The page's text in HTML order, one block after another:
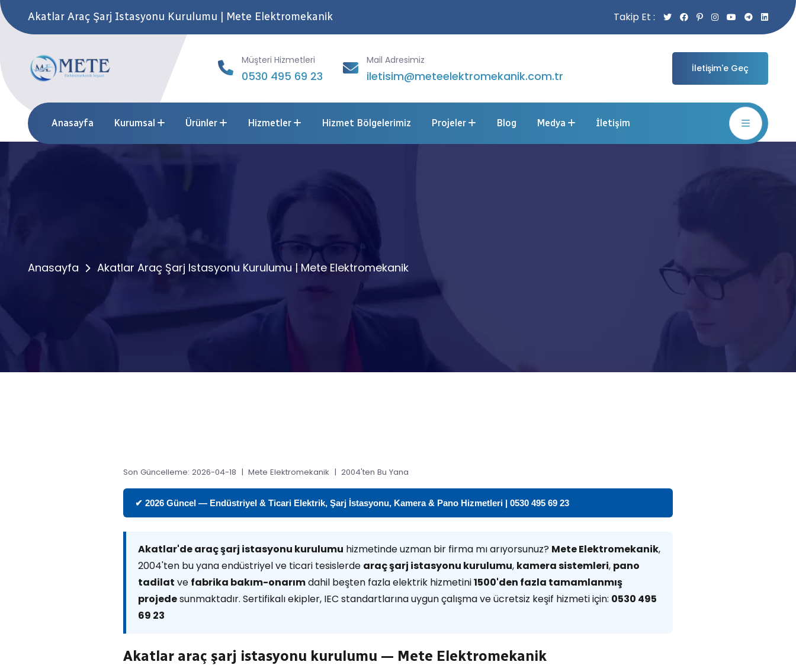
Akatlar Araç Şarj Istasyonu Kurulumu | Mete Elektromekanik Takip Et :
Müşteri Hizmetleri
0530 495 69 23
Mail Adresimiz
iletisim@meteelektromekanik.com.tr
İletişim'e Geç
Anasayfa Kurumsal Ürünler Hizmetler Hizmet Bölgelerimiz Projeler Blog Medya İletişim
Anasayfa Akatlar Araç Şarj Istasyonu Kurulumu | Mete Elektromekanik
Son Güncelleme: 2026-04-18 | Mete Elektromekanik | 2004'ten Bu Yana
✔ 2026 Güncel — Endüstriyel & Ticari Elektrik, Şarj İstasyonu, Kamera & Pano Hizmetleri | 0530 495 69 23
Akatlar'de araç şarj istasyonu kurulumu hizmetinde uzman bir firma mı arıyorsunuz? Mete Elektromekanik,
2004'ten bu yana endüstriyel ve ticari tesislerde araç şarj istasyonu kurulumu, kamera sistemleri, pano
tadilat ve fabrika bakım-onarımdahil beşten fazla elektrik hizmetini1500'den fazla tamamlanmış
projedesunmaktadır. Sertifikalı ekipler, IEC standartlarına uygun çalışma ve ücretsiz keşif hizmeti için: 0530 495
69 23
Akatlar araç şarj istasyonu kurulumu — Mete Elektromekanik